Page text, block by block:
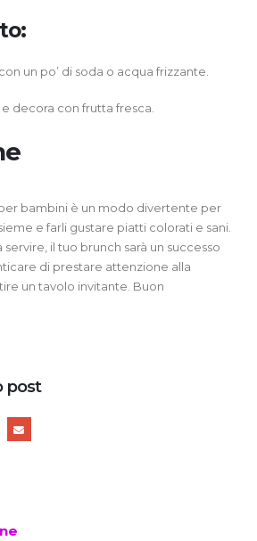
un po’ di soda o acqua frizzante.
decora con frutta fresca.
bambini è un modo divertente per
e farli gustare piatti colorati e sani.
il tuo brunch sarà un successo
di prestare attenzione alla
un tavolo invitante. Buon
post